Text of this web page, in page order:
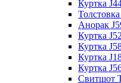
Куртка
Толстовка
Анорак
Куртка
Куртка
Куртка
Куртка
Свитшот